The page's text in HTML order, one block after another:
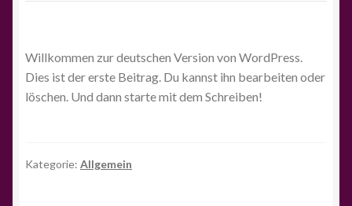
Willkommen zur deutschen Version von WordPress.
Dies ist der erste Beitrag. Du kannst ihn bearbeiten oder
löschen. Und dann starte mit dem Schreiben!
Kategorie: Allgemein